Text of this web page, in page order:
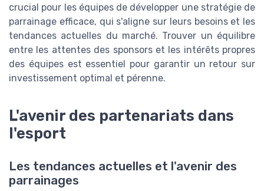
crucial pour les équipes de développer une stratégie de
parrainage efficace, qui s'aligne sur leurs besoins et les
tendances actuelles du marché. Trouver un équilibre
entre les attentes des sponsors et les intérêts propres
des équipes est essentiel pour garantir un retour sur
investissement optimal et pérenne.
L'avenir des partenariats dans
l'esport
Les tendances actuelles et l'avenir des
parrainages